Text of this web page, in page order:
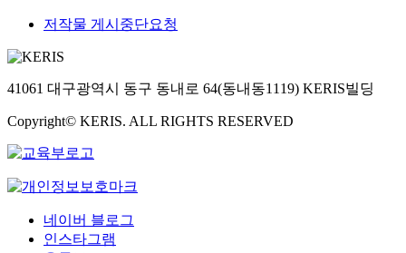
저작물 게시중단요청
41061 대구광역시 동구 동내로 64(동내동1119) KERIS빌딩
Copyright© KERIS. ALL RIGHTS RESERVED
네이버 블로그
인스타그램